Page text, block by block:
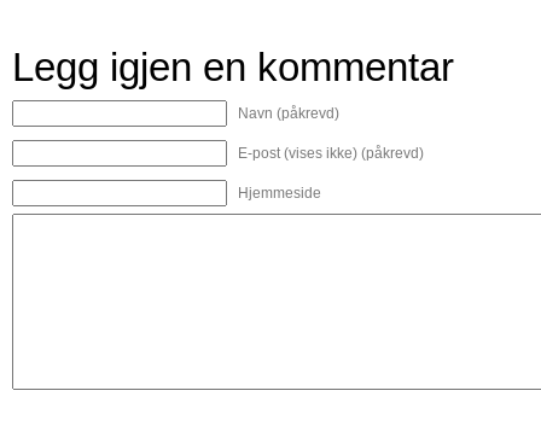
Legg igjen en kommentar
Navn (påkrevd)
E-post (vises ikke) (påkrevd)
Hjemmeside